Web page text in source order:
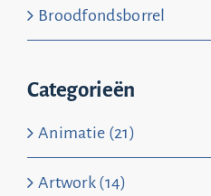
Broodfondsborrel
Categorieën
Animatie (21)
Artwork (14)